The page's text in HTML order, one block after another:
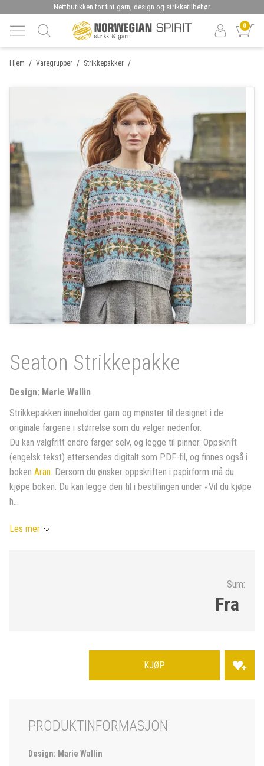
Nettbutikken for fint garn, design og strikketilbehør
0
/
Hjem /
Varegrupper /
Strikkepakker
Seaton Strikkepakke
Design: Marie Wallin
Strikkepakken inneholder garn og mønster til designet i de
originale fargene i størrelse som du velger nedenfor.
Du kan valgfritt endre farger selv, og legge til pinner. Oppskrift
(engelsk tekst) ettersendes digitalt som PDF-fil, og finnes også i
boken Aran. Dersom du ønsker oppskriften i papirform må du
kjøpe boken. Du kan legge den til i bestillingen under «Vil du kjøpe
h...
Les mer
Sum:
Fra
KJØP
PRODUKTINFORMASJON
Design: Marie Wallin